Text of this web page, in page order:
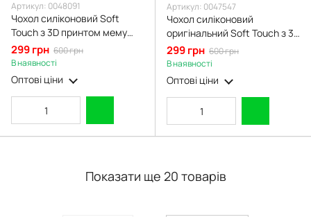
Артикул: 0048091
Чохол силіконовий Soft
Touch з 3D принтом мему
сібу для Samsung Galaxy A25
5G (SM-A256B) бордовий
(Повний захист камери)
299 грн 600 грн
В наявності
Оптові ціни
Артикул: 0047547
Чохол силіконовий
оригінальний Soft Touch з 3D
принтом мему сібу для
Samsung Galaxy A25 5G (SM-
A256B) чорний (Повний
захист камери)
299 грн 600 грн
В наявності
Оптові ціни
Показати ще 20 товарів